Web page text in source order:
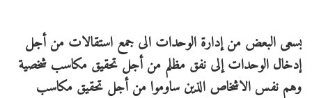
يسعى البعض من إدارة الوحدات الى جمع استقالات من أجل
إدخال الوحدات إلى نفق مظلم من أجل تحقيق مكاسب شخصية
وهم نفس الاشخاص الذين ساوموا من أجل تحقيق مكاسب